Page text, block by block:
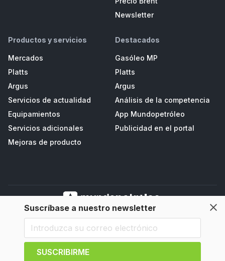
Suscríbase a nuestro newsletter
SUSCRIBIRME
Newsletter
Productos y servicios
Mercados
Platts
Argus
Servicios de actualidad
Equipamientos
Servicios adicionales
Mejoras de producto
Destacados
Gasóleo MP
Platts
Argus
Análisis de la competencia
App Mundopetróleo
Publicidad en el portal
Mundopetroleo Petrored, S.L. Polígono de Salcedo II, Parc. D3 - Navia
(33710), Asturias, España